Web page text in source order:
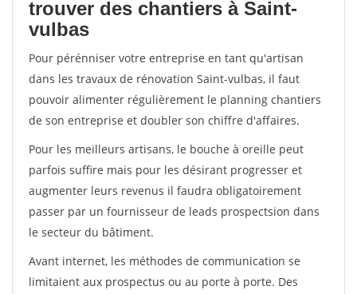
trouver des chantiers à Saint-
vulbas
Pour pérénniser votre entreprise en tant qu'artisan
dans les travaux de rénovation Saint-vulbas, il faut
pouvoir alimenter régulièrement le planning chantiers
de son entreprise et doubler son chiffre d'affaires.
Pour les meilleurs artisans, le bouche à oreille peut
parfois suffire mais pour les désirant progresser et
augmenter leurs revenus il faudra obligatoirement
passer par un fournisseur de leads prospectsion dans
le secteur du bâtiment.
Avant internet, les méthodes de communication se
limitaient aux prospectus ou au porte à porte. Des